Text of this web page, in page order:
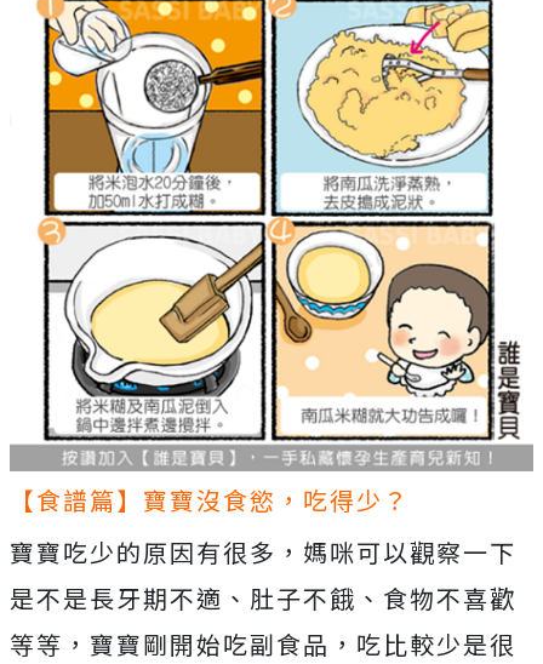
【食譜篇】寶寶沒食慾，吃得少？
寶寶吃少的原因有很多，媽咪可以觀察一下
是不是長牙期不適、肚子不餓、食物不喜歡
等等，寶寶剛開始吃副食品，吃比較少是很